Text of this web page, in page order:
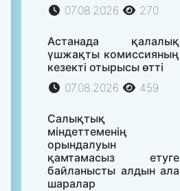
07.08.2026
270
Астанада қалалық
үшжақты комиссияның
кезекті отырысы өтті
07.08.2026
459
Салықтық
міндеттеменің
орындалуын
қамтамасыз етуге
байланысты алдын ала
шаралар